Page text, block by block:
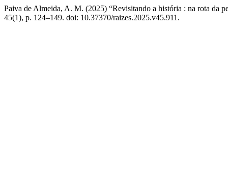
Paiva de Almeida, A. M. (2025) “Revisitando a história : na rota da
45(1), p. 124–149. doi: 10.37370/raizes.2025.v45.911.